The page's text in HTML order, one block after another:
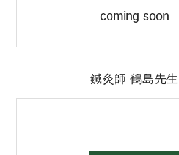
coming soon
鍼灸師 鶴島先生